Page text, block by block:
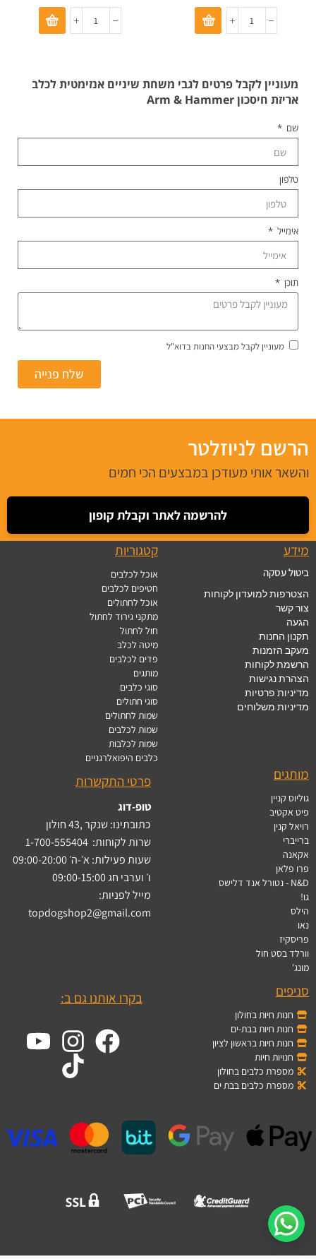
מעוניין לקבל פרטים לגבי משחת שיניים אנזימטית לכלב
אריזת חיסכון Arm & Hammer
שם
טלפון
אימייל
תוכן
מעוניין לקבל מבצעי החנות בדוא"ל
שלח פנייה
הרשם לניוזלטר
והשאר אותי מעודכן במבצעים הכי חמים
להרשמה לאתר וקבלת קופון
מידע
ביטול עסקה
הצטרפות למועדון לקוחות
צור קשר
הגעה
תקנון החנות
מעקב הזמנות
הרשמת לקוחות
הצהרת נגישות
מדיניות פרטיות
מדיניות משלוחים
קטגוריות
אוכל לכלבים
חטיפים לכלבים
אוכל לחתולים
מתקני גירוד לחתול
חול לחתול
מיטה לכלב
פדים לכלבים
מותגים
סוגי כלבים
סוגי חתולים
שמות לחתולים
שמות לכלבים
שמות לכלבות
כלבים היפואלרגניים
מותגים
גוליוס קניין
פיט אקטיב
רויאל קנין
ברייברי
אקאנה
פרו פלאן
N&D - נטורל אנד דלישס
גו!
הילס
נאו
פריסקיז
וורלד בסט חול
מונג'
פרטי התקשרות
טופ-דוג
כתובתינו: שנקר ,43 חולון
שרות לקוחות: 1-700-555404
שעות פעילות: א׳-ה׳ 09:00-20:00
ו׳ וערבי חג 09:00-15:00
מייל לפניות:
topdogshop2@gmail.com
סניפים
חנות חיות בחולון
חנות חיות בבת-ים
חנות חיות בראשון לציון
חנויות חיות
מספרת כלבים בחולון
מספרת כלבים בבת ים
בקרו אותנו גם ב: